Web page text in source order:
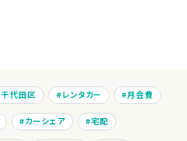
千代田区 レンタカー 月会費
カーシェア 宅配